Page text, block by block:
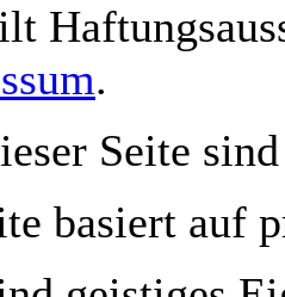
.
Seite
basiert auf